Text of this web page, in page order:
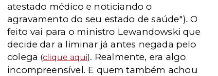
atestado médico e noticiando o
agravamento do seu estado de saúde"). O
feito vai para o ministro Lewandowski que
decide dar a liminar já antes negada pelo
colega (clique aqui). Realmente, era algo
incompreensível. E quem também achou